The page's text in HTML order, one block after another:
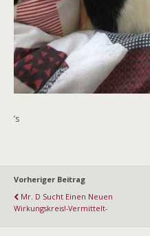
’s
Vorheriger Beitrag
Mr. D Sucht Einen Neuen
Wirkungskreis!-Vermittelt-